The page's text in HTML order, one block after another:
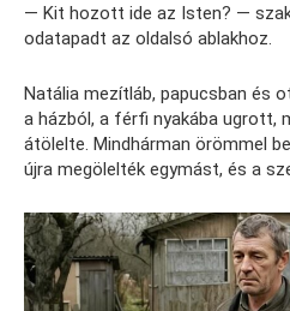
— Kit hozott ide az Isten? —
odatapadt az oldalsó ablakhoz.
Natália mezítláb, papucsban és
a házból, a férfi nyakába ugrott,
átölelte. Mindhárman örömmel
újra megölelték egymást, és a